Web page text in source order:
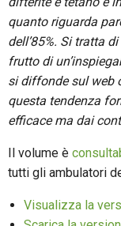
quanto riguarda
dell’85%. Si tratta
frutto di
si diffonde sul web
questa tendenza
efficace ma dai
Il volume è
tutti gli ambulatori
Visualizza la